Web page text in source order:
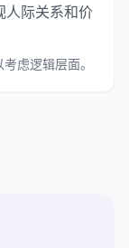
人际关系和价
虑逻辑层面。